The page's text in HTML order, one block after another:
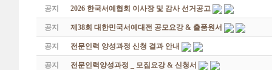
공지 2026 한국서예협회 이사장 및 감사 선거공고
공지 제38회 대한민국서예대전 공모요강 & 출품원서
공지 전문인력 양성과정 신청 결과 안내
공지 전문인력양성과정 _ 모집요강 & 신청서